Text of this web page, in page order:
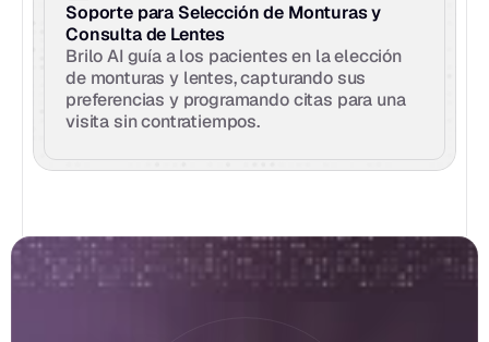
Soporte para Selección de Monturas y
Consulta de Lentes
Brilo AI guía a los pacientes en la elección
de monturas y lentes, capturando sus
preferencias y programando citas para una
visita sin contratiempos.